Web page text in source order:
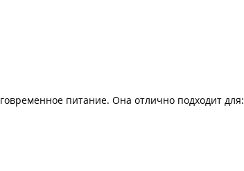
питание. Она отлично подходит для: